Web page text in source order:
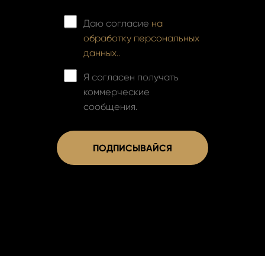
Даю согласие на
обработку персональных
данных..
Я согласен получать
коммерческие
сообщения.
ПОДПИСЫВАЙСЯ